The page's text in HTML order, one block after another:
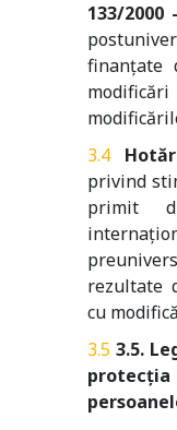
133/2000
finanțate
privind
primit
rezultate
cu
3.5.